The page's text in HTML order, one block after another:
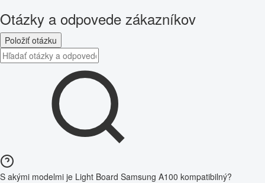
Otázky a odpovede zákazníkov
Položiť otázku
S akými modelmi je Light Board Samsung A100 kompatibilný?